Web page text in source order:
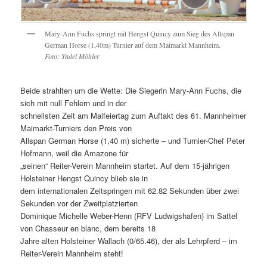
Mary-Ann Fuchs springt mit Hengst Quincy zum Sieg des Allspan
German Horse (1,40m) Turnier auf dem Maimarkt Mannheim.
Foto: Yadel Möhler
Beide strahlten um die Wette: Die Siegerin Mary-Ann Fuchs, die
sich mit null Fehlern und in der
schnellsten Zeit am Maifeiertag zum Auftakt des 61. Mannheimer
Maimarkt-Turniers den Preis von
Allspan German Horse (1,40 m) sicherte – und Turnier-Chef Peter
Hofmann, weil die Amazone für
„seinen“ Reiter-Verein Mannheim startet. Auf dem 15-jährigen
Holsteiner Hengst Quincy blieb sie in
dem internationalen Zeitspringen mit 62.82 Sekunden über zwei
Sekunden vor der Zweitplatzierten
Dominique Michelle Weber-Henn (RFV Ludwigshafen) im Sattel
von Chasseur en blanc, dem bereits 18
Jahre alten Holsteiner Wallach (0/65.46), der als Lehrpferd – im
Reiter-Verein Mannheim steht!